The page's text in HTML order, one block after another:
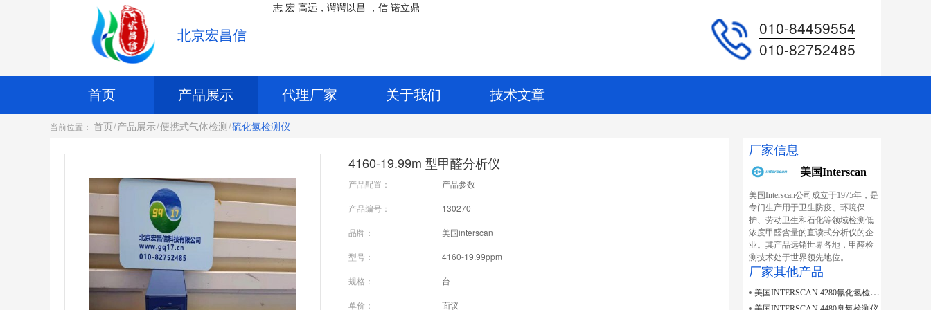
北京宏昌信
志 宏高远，谔谔以昌 ， 信诺立鼎
010-84459554
010-82752485
首页 产品展示 代理厂家 关于我们 技术文章
当前位置： 首页/产品展示/便携式气体检测/硫化氢检测仪
4160-19.99m 型甲醛分析仪
产品配置： 产品参数
产品编号： 130270
品牌： 美国interscan
型号： 4160-19.99ppm
规格： 台
单价： 面议
厂家信息
美国Interscan
美国Interscan公司成立于1975年，是
专门生产用于卫生防疫、环境保
护、劳动卫生和石化等领域检测低
浓度甲醛含量的直读式分析仪的企
业。其产品远销世界各地，甲醛检
测技术处于世界领先地位。
厂家其他产品
美国INTERSCAN 4280氰化氢检测仪